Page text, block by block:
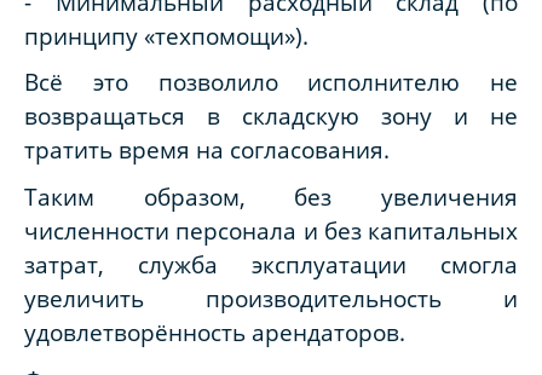
принципу «техпомощи»).
Всё это позволило исполнителю не
возвращаться в складскую зону и не
тратить время на согласования.
Таким образом, без увеличения
численности персонала и без капитальных
затрат, служба эксплуатации смогла
увеличить производительность и
удовлетворённость арендаторов.